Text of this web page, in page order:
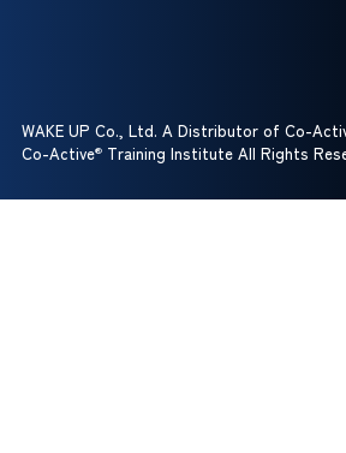
WAKE UP Co., Ltd. A Distributor of Co-
Co-Active®Training Institute All Rights